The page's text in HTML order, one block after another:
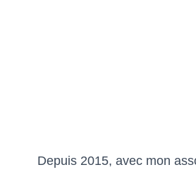
Depuis 2015, avec mon